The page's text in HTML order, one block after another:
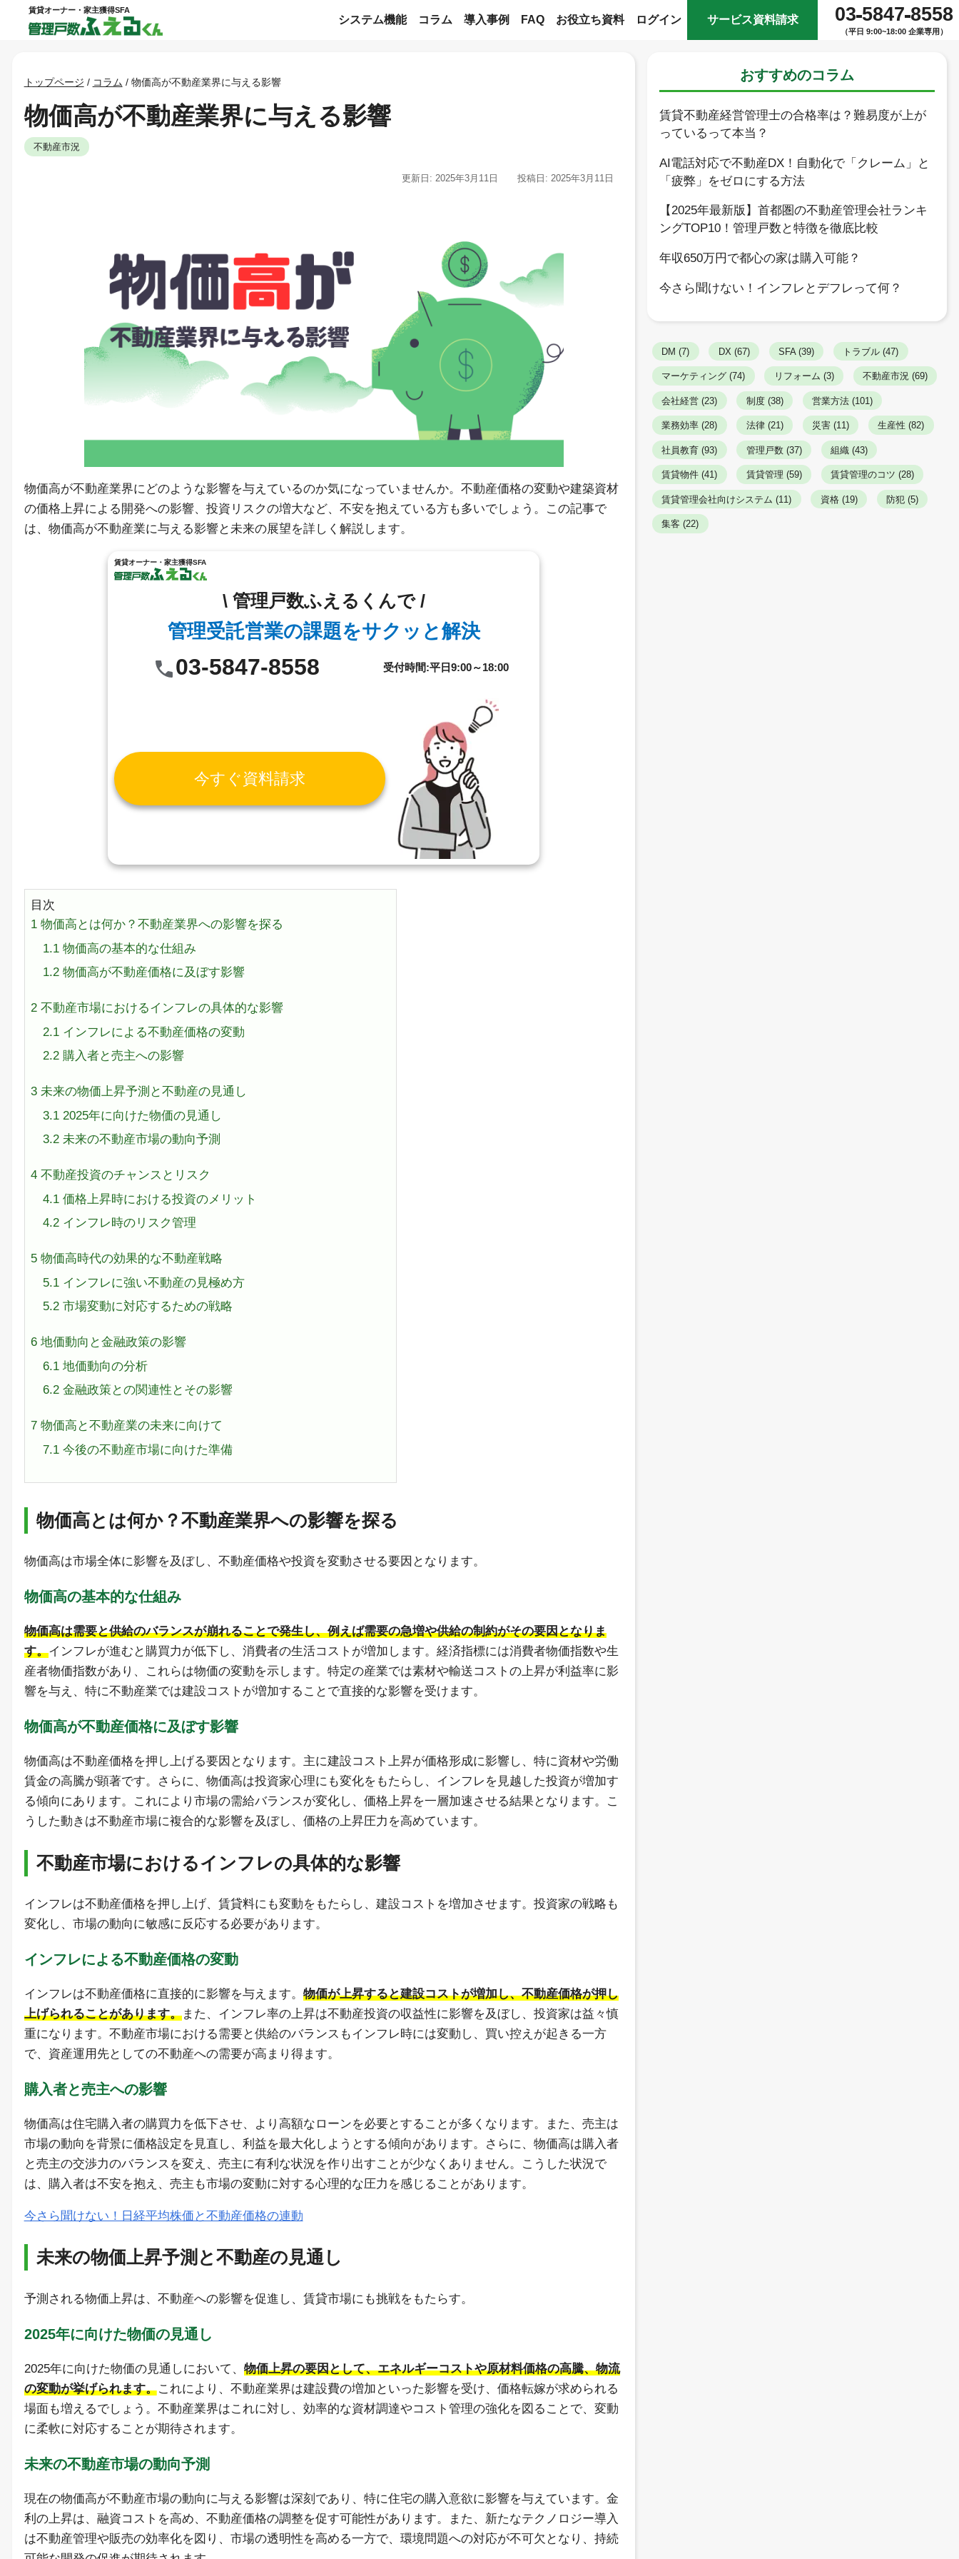
賃貸オーナー・家主獲得SFA 03 5847 8558
（平日 9:00~18:00 企業専用）
システム機能 コラム 導入事例 FAQ お役立ち資料 ログイン サービス資料請求
トップページ / コラム / 物価高が不動産業界に与える影響
物価高が不動産業界に与える影響
不動産市況
投稿日: 2025年3月11日
更新日: 2025年3月11日
物価高が不動産業界にどのような影響を与えているのか気になっていませんか。不動産価格の変動や建築資材
の価格上昇による開発への影響、投資リスクの増大など、不安を抱えている方も多いでしょう。この記事で
は、物価高が不動産業に与える影響と未来の展望を詳しく解説します。
賃貸オーナー・家主獲得SFA
\ 管理戸数ふえるくんで /
管理受託営業の課題をサクッと解決
03-5847-8558 受付時間:平日9:00～18:00
今すぐ資料請求
目次
1物価高とは何か？不動産業界への影響を探る
1.1物価高の基本的な仕組み
1.2物価高が不動産価格に及ぼす影響
2不動産市場におけるインフレの具体的な影響
2.1インフレによる不動産価格の変動
2.2購入者と売主への影響
3未来の物価上昇予測と不動産の見通し
3.12025年に向けた物価の見通し
3.2未来の不動産市場の動向予測
4不動産投資のチャンスとリスク
4.1価格上昇時における投資のメリット
4.2インフレ時のリスク管理
5物価高時代の効果的な不動産戦略
5.1インフレに強い不動産の見極め方
5.2市場変動に対応するための戦略
6地価動向と金融政策の影響
6.1地価動向の分析
6.2金融政策との関連性とその影響
7物価高と不動産業の未来に向けて
7.1今後の不動産市場に向けた準備
物価高とは何か？不動産業界への影響を探る
物価高は市場全体に影響を及ぼし、不動産価格や投資を変動させる要因となります。
物価高の基本的な仕組み
物価高は需要と供給のバランスが崩れることで発生し、例えば需要の急増や供給の制約がその要因となりま
す。インフレが進むと購買力が低下し、消費者の生活コストが増加します。経済指標には消費者物価指数や生
産者物価指数があり、これらは物価の変動を示します。特定の産業では素材や輸送コストの上昇が利益率に影
響を与え、特に不動産業では建設コストが増加することで直接的な影響を受けます。
物価高が不動産価格に及ぼす影響
物価高は不動産価格を押し上げる要因となります。主に建設コスト上昇が価格形成に影響し、特に資材や労働
賃金の高騰が顕著です。さらに、物価高は投資家心理にも変化をもたらし、インフレを見越した投資が増加す
る傾向にあります。これにより市場の需給バランスが変化し、価格上昇を一層加速させる結果となります。こ
うした動きは不動産市場に複合的な影響を及ぼし、価格の上昇圧力を高めています。
不動産市場におけるインフレの具体的な影響
インフレは不動産価格を押し上げ、賃貸料にも変動をもたらし、建設コストを増加させます。投資家の戦略も
変化し、市場の動向に敏感に反応する必要があります。
インフレによる不動産価格の変動
インフレは不動産価格に直接的に影響を与えます。 物価が上昇すると建設コストが増加し、不動産価格が押し
上げられることがあります。また、インフレ率の上昇は不動産投資の収益性に影響を及ぼし、投資家は益々慎
重になります。不動産市場における需要と供給のバランスもインフレ時には変動し、買い控えが起きる一方
で、資産運用先としての不動産への需要が高まり得ます。
購入者と売主への影響
物価高は住宅購入者の購買力を低下させ、より高額なローンを必要とすることが多くなります。また、売主は
市場の動向を背景に価格設定を見直し、利益を最大化しようとする傾向があります。さらに、物価高は購入者
と売主の交渉力のバランスを変え、売主に有利な状況を作り出すことが少なくありません。こうした状況で
は、購入者は不安を抱え、売主も市場の変動に対する心理的な圧力を感じることがあります。
今さら聞けない！日経平均株価と不動産価格の連動
未来の物価上昇予測と不動産の見通し
予測される物価上昇は、不動産への影響を促進し、賃貸市場にも挑戦をもたらす。
2025年に向けた物価の見通し
2025年に向けた物価の見通しにおいて、 物価上昇の要因として、エネルギーコストや原材料価格の高騰、物流
の変動が挙げられます。これにより、不動産業界は建設費の増加といった影響を受け、価格転嫁が求められる
場面も増えるでしょう。不動産業界はこれに対し、効率的な資材調達やコスト管理の強化を図ることで、変動
に柔軟に対応することが期待されます。
未来の不動産市場の動向予測
現在の物価高が不動産市場の動向に与える影響は深刻であり、特に住宅の購入意欲に影響を与えています。金
利の上昇は、融資コストを高め、不動産価格の調整を促す可能性があります。また、新たなテクノロジー導入
は不動産管理や販売の効率化を図り、市場の透明性を高める一方で、環境問題への対応が不可欠となり、持続
おすすめのコラム
賃貸不動産経営管理士の合格率は？難易度が上が
っているって本当？
AI電話対応で不動産DX！自動化で「クレーム」と
「疲弊」をゼロにする方法
【2025年最新版】首都圏の不動産管理会社ランキ
ングTOP10！管理戸数と特徴を徹底比較
年収650万円で都心の家は購入可能？
今さら聞けない！インフレとデフレって何？
DM (7) DX (67) SFA (39) トラブル (47)
マーケティング (74) リフォーム (3) 不動産市況 (69)
会社経営 (23) 制度 (38) 営業方法 (101)
業務効率 (28) 法律 (21) 災害 (11) 生産性 (82)
社員教育 (93) 管理戸数 (37) 組織 (43)
賃貸物件 (41) 賃貸管理 (59) 賃貸管理のコツ (28)
賃貸管理会社向けシステム (11) 資格 (19) 防犯 (5)
集客 (22)